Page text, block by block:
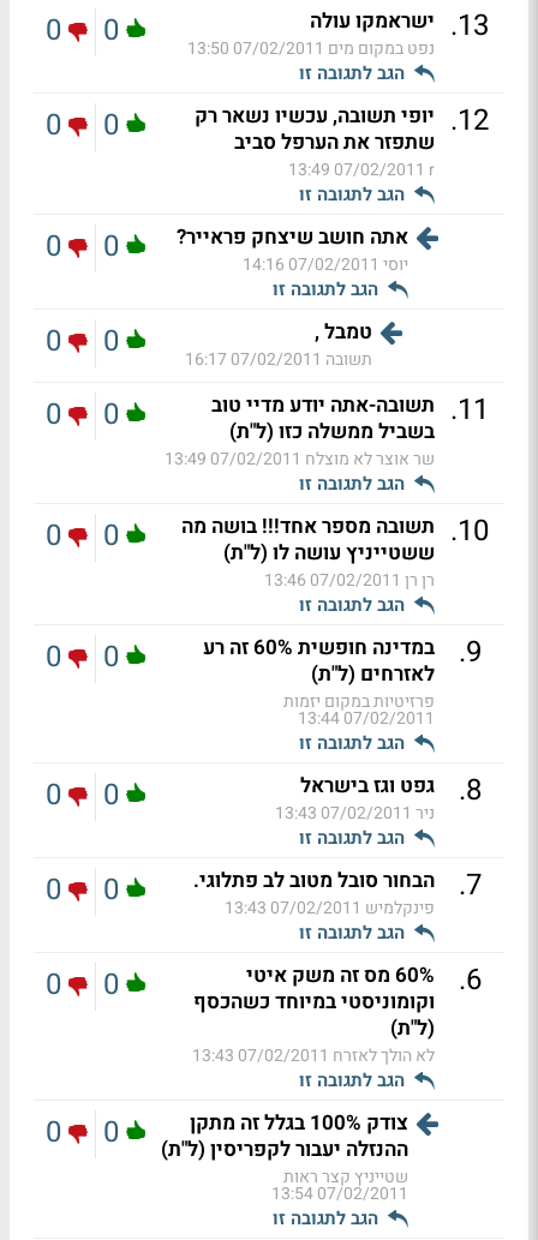
13
. ישראמקו עולה
נפט במקום מים 07/02/2011 13:50
הגב לתגובה זו
0
0
12
. יופי תשובה, עכשיו נשאר רק
שתפזר את הערפל סביב
r
07/02/2011 13:49
הגב לתגובה זו
0
0
אתה חושב שיצחק פראייר?
יוסי 07/02/2011 14:16
הגב לתגובה זו
0
0
טמבל ,
תשובה 07/02/2011 16:17
0
0
11
. תשובה-אתה יודע מדיי טוב
בשביל ממשלה כזו (ל"ת)
שר אוצר לא מוצלח 07/02/2011 13:49
הגב לתגובה זו
0
0
10
. תשובה מספר אחד!!! בושה מה
ששטייניץ עושה לו (ל"ת)
רן רן 07/02/2011 13:46
הגב לתגובה זו
0
0
9
.
במדינה חופשית 60% זה רע
לאזרחים (ל"ת)
פרזיטיות במקום יזמות
07/02/2011 13:44
הגב לתגובה זו
0
0
8
. גפט וגז בישראל
ניר 07/02/2011 13:43
הגב לתגובה זו
0
0
7
. הבחור סובל מטוב לב פתלוגי.
פינקלמיש 07/02/2011 13:43
הגב לתגובה זו
0
0
6
.
60% מס זה משק איטי
וקומוניסטי במיוחד כשהכסף
(ל"ת)
לא הולך לאזרח 07/02/2011 13:43
הגב לתגובה זו
0
0
צודק 100% בגלל זה מתקן
ההנזלה יעבור לקפריסין (ל"ת)
שטייניץ קצר ראות
07/02/2011 13:54
הגב לתגובה זו
0
0